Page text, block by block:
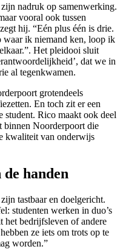
nadruk op samenwerking.
vooral ook tussen
hij. “Eén plus één is drie.
waar ik niemand ken, loop ik
Het pleidooi sluit
dat we in
al tegenkwamen.
grotendeels
En toch zit er een
student. Rico maakt ook deel
binnen Noorderpoort die
kwaliteit van onderwijs
handen
tastbaar en doelgericht.
studenten werken in duo’s
het bedrijfsleven of andere
ze iets om trots op te
worden.”